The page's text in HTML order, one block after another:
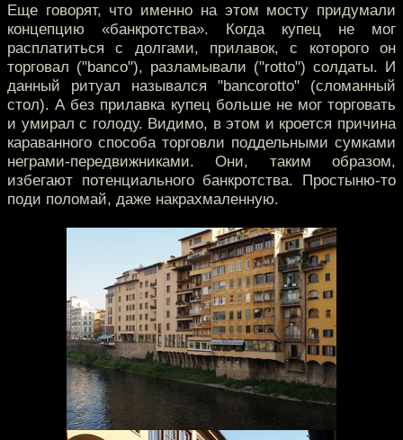
Еще говорят, что именно на этом мосту придумали
концепцию «банкротства». Когда купец не мог
расплатиться с долгами, прилавок, с которого он
торговал ("banco"), разламывали ("rotto") солдаты. И
данный ритуал назывался "bancorotto" (сломанный
стол). А без прилавка купец больше не мог торговать
и умирал с голоду. Видимо, в этом и кроется причина
караванного способа торговли поддельными сумками
неграми-передвижниками. Они, таким образом,
избегают потенциального банкротства. Простыню-то
поди поломай, даже накрахмаленную.